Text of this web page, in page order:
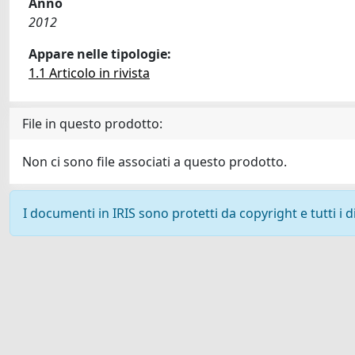
2012
Appare nelle tipologie:
1.1 Articolo in rivista
File in questo prodotto:
Non ci sono file associati a questo prodotto.
I documenti in IRIS sono protetti da copyright e tutti i